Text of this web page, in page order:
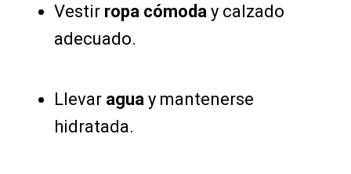
Vestir ropa cómoda y calzado
adecuado.
Llevar agua y mantenerse
hidratada.